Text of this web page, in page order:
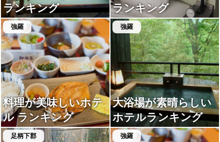
ランキング
ランキング
強羅
料理が美味しいホテ
ル ランキング
強羅
大浴場が素晴らしい
ホテルランキング
足柄下郡 強羅